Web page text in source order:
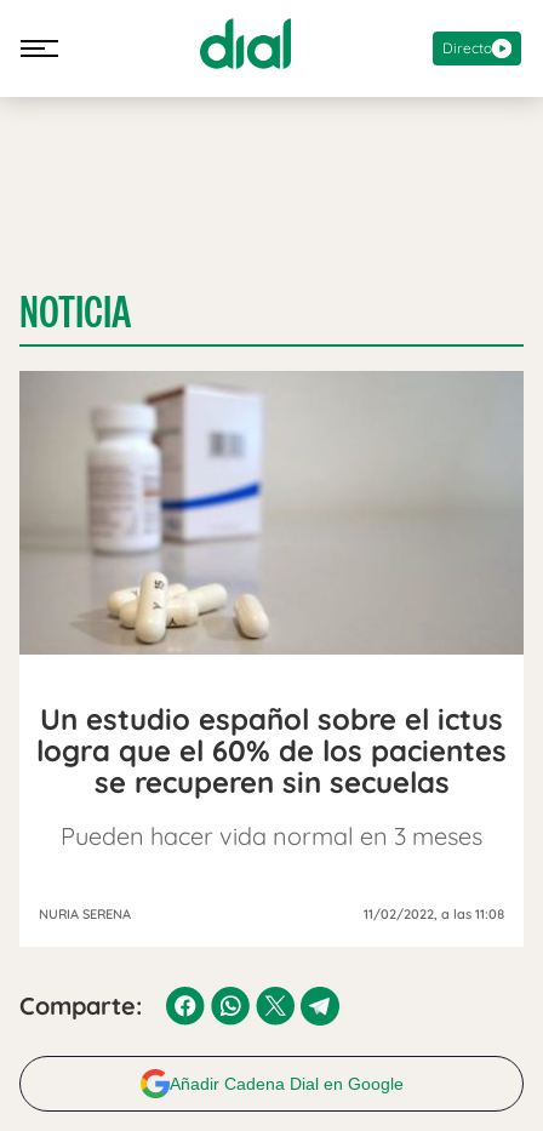
Directo
NOTICIA
Un estudio español sobre el ictus
logra que el 60% de los pacientes
se recuperen sin secuelas
Pueden hacer vida normal en 3 meses
NURIA SERENA 11/02/2022, a las 11:08
Comparte:
Añadir Cadena Dial en Google